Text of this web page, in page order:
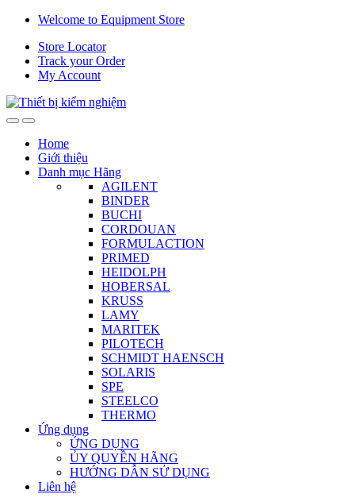
Skip
navigation
Skip
content
Welcome to Equipment Store
Store Locator
Track your Order
My Account
Home
Giới thiệu
Danh mục Hãng
AGILENT
BINDER
BUCHI
CORDOUAN
FORMULACTION
PRIMED
HEIDOLPH
HOBERSAL
KRUSS
LAMY
MARITEK
PILOTECH
SCHMIDT HAENSCH
SOLARIS
SPE
STEELCO
THERMO
Ứng dụng
ỨNG DỤNG
ỦY QUYỀN HÃNG
HƯỚNG DẪN SỬ DỤNG
Liên hệ